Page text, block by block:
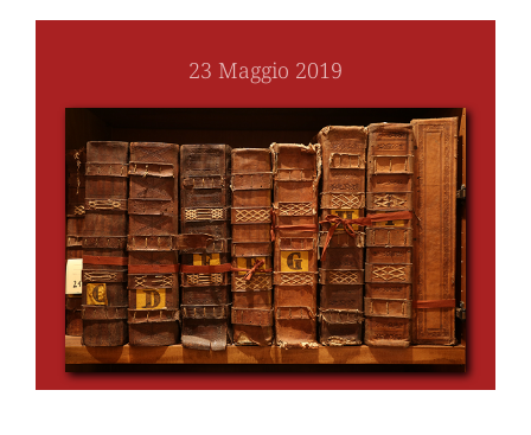
23 Maggio 2019